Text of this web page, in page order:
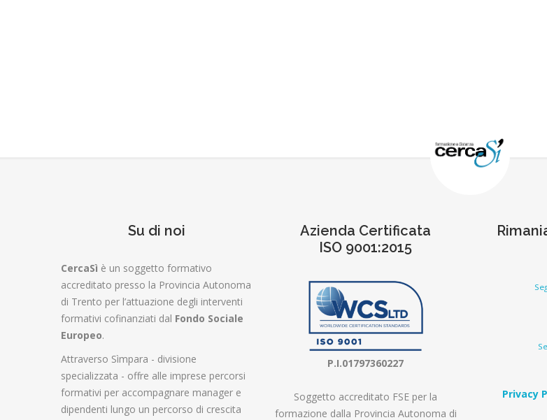
Su di noi
CercaSì è un soggetto formativo
accreditato presso la Provincia Autonoma
di Trento per l’attuazione degli interventi
formativi cofinanziati dal Fondo Sociale
Europeo.
Attraverso Sìmpara - divisione
specializzata - offre alle imprese percorsi
formativi per accompagnare manager e
dipendenti lungo un percorso di crescita
Azienda Certificata
ISO 9001:2015
P.I.01797360227
Soggetto accreditato FSE per la
formazione dalla Provincia Autonoma di
Privacy